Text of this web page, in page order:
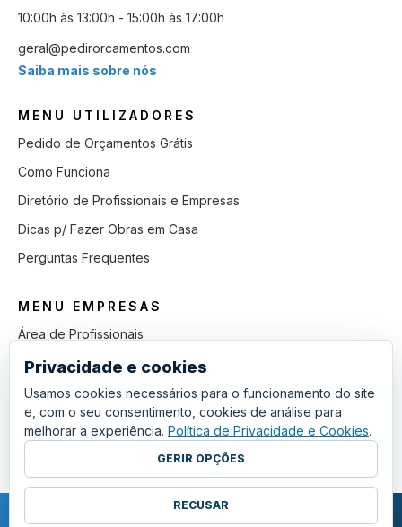
10:00h às 13:00h - 15:00h às 17:00h
geral@pedirorcamentos.com
Saiba mais sobre nós
MENU UTILIZADORES
Pedido de Orçamentos Grátis
Como Funciona
Diretório de Profissionais e Empresas
Dicas p/ Fazer Obras em Casa
Perguntas Frequentes
MENU EMPRESAS
Área de Profissionais
Como Funciona
Lista de Pedidos em Aberto
Como Ganhar mais Obras
Perguntas Frequentes
Privacidade e cookies
Usamos cookies necessários para o funcionamento do site
e, com o seu consentimento, cookies de análise para
melhorar a experiência. Política de Privacidade e Cookies.
GERIR OPÇÕES
RECUSAR